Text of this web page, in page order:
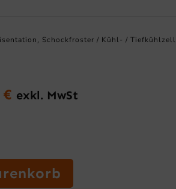
, Schockfroster / Kühl- /
€
€ Aktueller
1.995,08 €.
exkl. MwSt